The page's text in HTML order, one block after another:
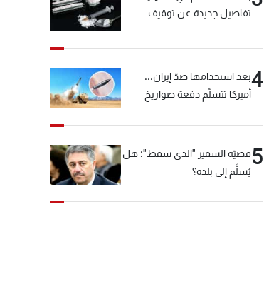
تفاصيل جديدة عن توقيف
4بعد استخدامها ضدّ إيران...
أميركا تتسلّم دفعة صواريخ
5قضيّة السفير "الذي سقط": هل
يُسلَّم إلى بلده؟